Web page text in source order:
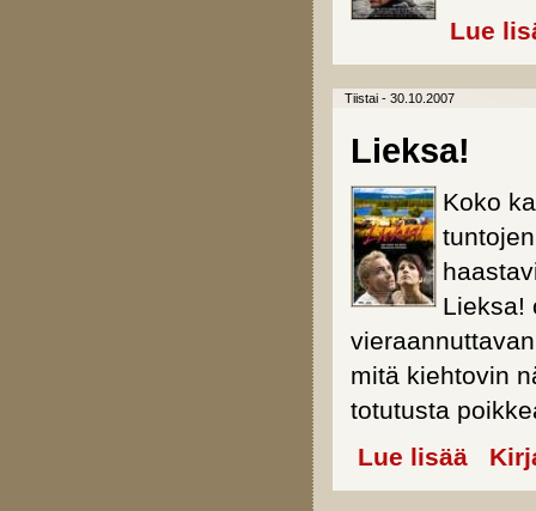
Lue
Tiistai - 30.10.2007
Lieksa!
Koko
Lieksa!
mitä kiehtovin
totutusta
Lue lisää about